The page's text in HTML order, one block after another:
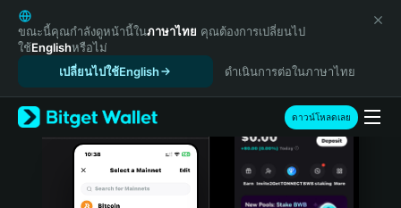
English
日本語
Tiếng Việt
Español (Latinoamérica)
Türkçe
Italiano
ขณะนี้คุณกำลังดูหน้านี้ในภาษาไทย คุณต้องการเปลี่ยนไป
ใช้Englishหรือไม่
เปลี่ยนไปใช้English
ดำเนินการต่อในภาษาไทย
ดาวน์โหลดเลย